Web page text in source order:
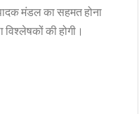
मंडल का सहमत होना
की होगी।